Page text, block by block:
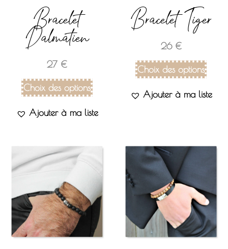
Bracelet
Dalmatien
27 €
Choix des options
Ajouter à ma liste
Bracelet Tiger
26 €
Choix des options
Ajouter à ma liste